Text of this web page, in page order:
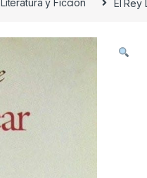
Literatura y Ficción El Rey